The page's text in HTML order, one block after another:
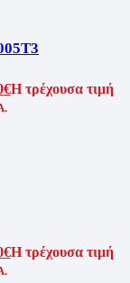
€Η τρέχουσα τιμή
€Η τρέχουσα τιμή